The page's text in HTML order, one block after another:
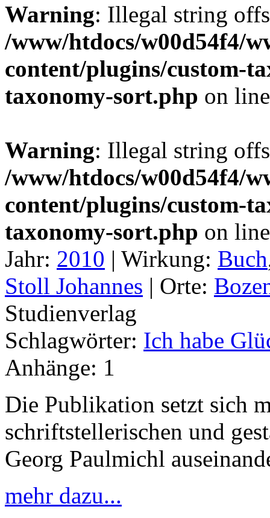
Warning: Illegal string
/www/htdocs/w00d54f4/
content/plugins/custom-
taxonomy-sort.php on
Warning: Illegal string
/www/htdocs/w00d54f4/
content/plugins/custom-
taxonomy-sort.php on
Jahr: 2010 | Wirkung: Buch
Stoll Johannes | Orte:
Studienverlag
Schlagwörter: Ich habe
Anhänge: 1
Die Publikation setzt sich
schriftstellerischen und
Georg Paulmichl
mehr dazu...